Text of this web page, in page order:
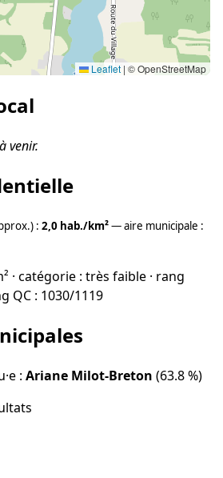
Leaflet | © OpenStreetMap
venir.
: 2,0 hab./km²— aire municipale :
· catégorie : très faible · rang
QC : 1030/1119
: Ariane Milot-Breton (63.8 %)